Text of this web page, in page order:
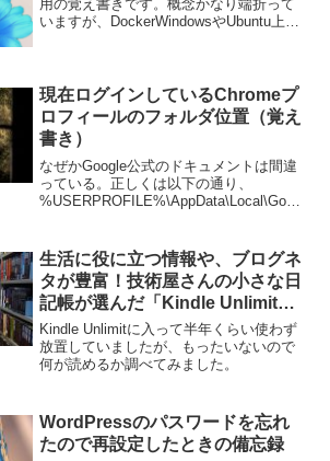
用の覚え書きです。概念かなり端折って
いますが、DockerWindowsやUbuntu上で
現在ログインしているChromeプ
ロフィールのフォルダ位置（覚え
書き）
なぜかGoogle公式のドキュメントは間違
っている。正しくは以下の通り、
%USERPROFILE%\AppData\Local\Googl
るか、VBA...
生活に役に立つ情報や、ブログネ
タが豊富！技術屋さんの小さな日
記帳が選んだ「Kindle Unlimit」
で読めるオススメIT関連の雑誌
Kindle Unlimitに入って半年くらい使わず
放置していましたが、もったいないので
何が読めるか調べてみました。
WordPressのパスワードを忘れ
たので再設定したときの備忘録